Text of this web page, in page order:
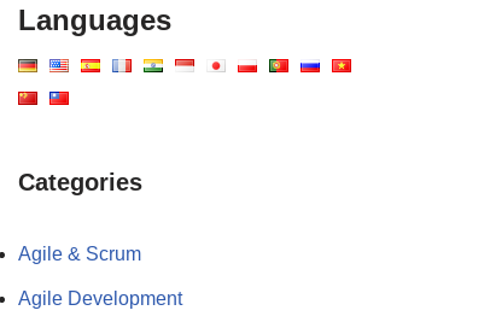
Languages
Categories
Agile & Scrum
Agile Development